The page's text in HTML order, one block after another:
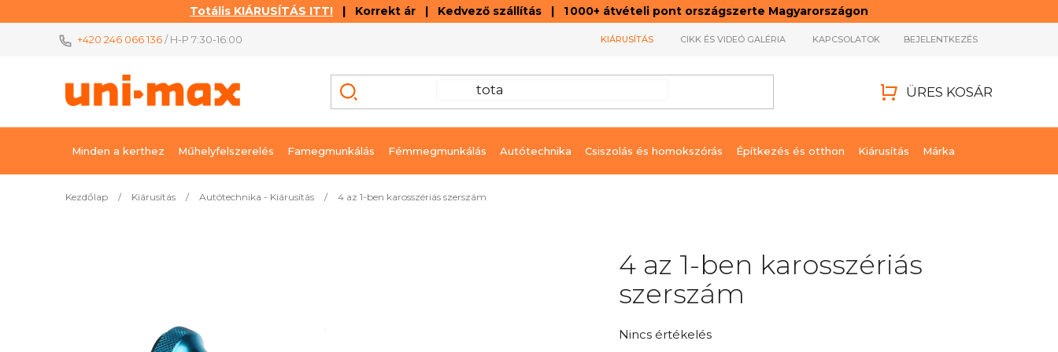
Totális KIÁRUSÍTÁS ITT! | Korrekt ár | Kedvező szállítás | 1 000+ átvételi pont országszerte Magyarországon
+420 246 066 136/ H-P 7:30-16:00 KIÁRUSÍTÁS CIKK ÉS VIDEÓ GALÉRIA KAPCSOLATOK BEJELENTKEZÉS
ÜRES KOSÁR
Minden a kerthez Műhelyfelszerelés Famegmunkálás Fémmegmunkálás Autótechnika Csiszolás és homokszórás Építkezés és otthon Kiárusítás Márka
Kezdőlap / Kiárusítás / Autótechnika - Kiárusítás / 4 az 1-ben karosszériás szerszám
4 az 1-ben karosszériás
szerszám
A
Nincs értékelés